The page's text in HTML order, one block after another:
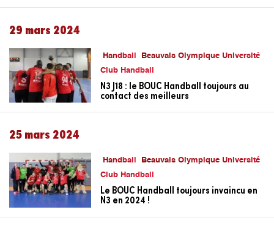
29 mars 2024
Handball
Beauvais Olympique Université
Club Handball
N3 J18 : le BOUC Handball toujours au
contact des meilleurs
25 mars 2024
Handball
Beauvais Olympique Université
Club Handball
Le BOUC Handball toujours invaincu en
N3 en 2024 !